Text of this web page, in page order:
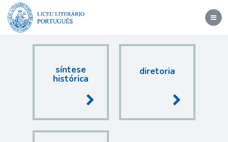
síntese
histórica
diretoria